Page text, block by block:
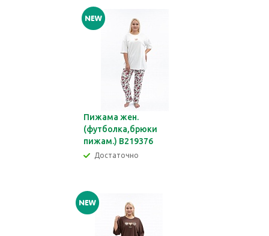
Пижама жен.
(футболка,брюки
пижам.) В219376
Достаточно